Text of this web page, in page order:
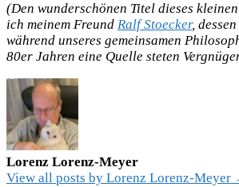
(Den wunderschönen Titel dieses
ich meinem Freund Ralf Stoecker,
während unseres gemeinsamen
80er Jahren eine Quelle steten
Lorenz Lorenz-Meyer
View all posts by Lorenz Lorenz-Meyer